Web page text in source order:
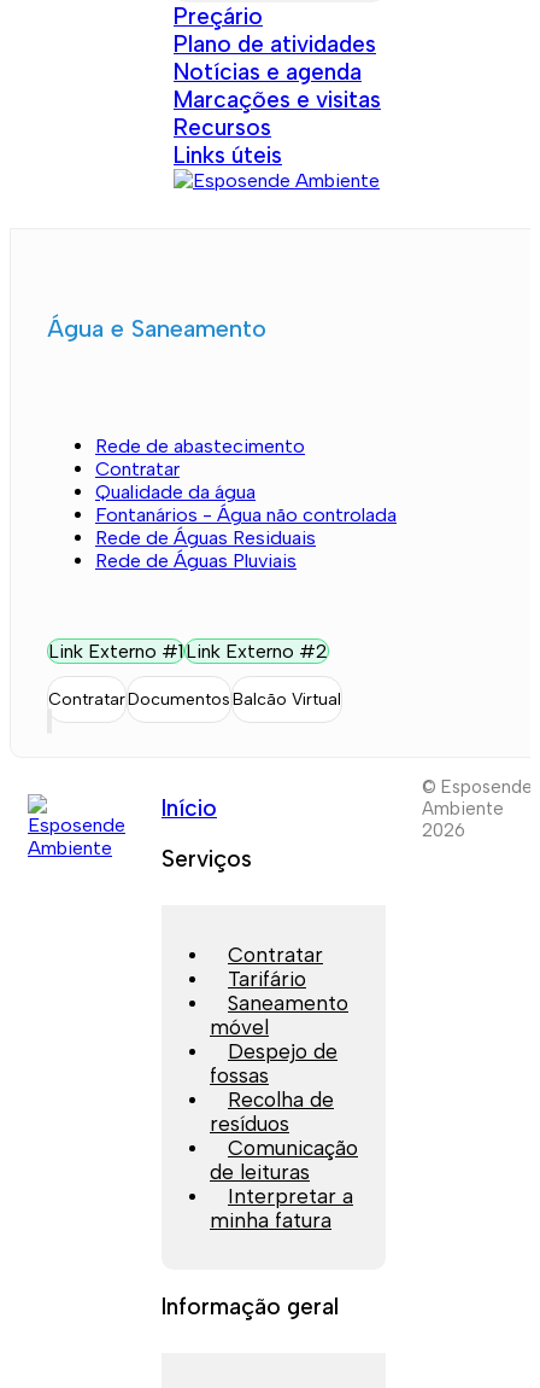
Preçário
Plano de atividades
Notícias e agenda
Marcações e visitas
Recursos
Links úteis
Água e Saneamento
Rede de abastecimento
Contratar
Qualidade da água
Fontanários - Água não controlada
Rede de Águas Residuais
Rede de Águas Pluviais
Link Externo #1Link Externo #2
ContratarDocumentosBalcão Virtual
Início
Serviços
Contratar
Tarifário
Saneamento
móvel
Despejo de
fossas
Recolha de
resíduos
Comunicação
de leituras
Interpretar a
minha fatura
Informação geral
© Esposende
Ambiente
2026